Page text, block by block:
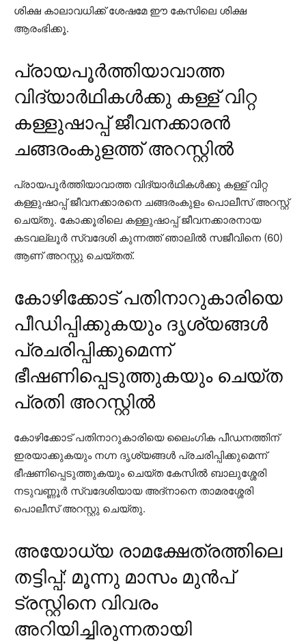
ശിക്ഷ കാലാവധിക്ക് ശേഷമേ ഈ കേസിലെ ശിക്ഷ
ആരംഭിക്കൂ.
പ്രായപൂര്‍ത്തിയാവാത്ത
വിദ്യാര്‍ഥികള്‍ക്കു കള്ള് വിറ്റ
കള്ളുഷാപ്പ് ജീവനക്കാരന്‍
ചങ്ങരംകുളത്ത് അറസ്റ്റില്‍
പ്രായപൂര്‍ത്തിയാവാത്ത വിദ്യാര്‍ഥികള്‍ക്കു കള്ള് വിറ്റ
കള്ളുഷാപ്പ് ജീവനക്കാരനെ ചങ്ങരംകുളം പൊലീസ് അറസ്റ്റ്
ചെയ്തു. കോക്കൂരിലെ കള്ളുഷാപ്പ് ജീവനക്കാരനായ
കടവല്ലൂര്‍ സ്വദേശി കുന്നത്ത് ഞാലില്‍ സജീവിനെ (60)
ആണ് അറസ്റ്റു ചെയ്തത്.
കോഴിക്കോട് പതിനാറുകാരിയെ
പീഡിപ്പിക്കുകയും ദൃശ്യങ്ങള്‍
പ്രചരിപ്പിക്കുമെന്ന്
ഭീഷണിപ്പെടുത്തുകയും ചെയ്ത
പ്രതി അറസ്റ്റില്‍
കോഴിക്കോട് പതിനാറുകാരിയെ ലൈംഗിക പീഡനത്തിന്
ഇരയാക്കുകയും നഗ്ന ദൃശ്യങ്ങള്‍ പ്രചരിപ്പിക്കുമെന്ന്
ഭീഷണിപ്പെടുത്തുകയും ചെയ്ത കേസില്‍ ബാലുശ്ശേരി
നടുവണ്ണൂര്‍ സ്വദേശിയായ അദ്നാനെ താമരശ്ശേരി
പൊലീസ് അറസ്റ്റു ചെയ്തു.
അയോധ്യ രാമക്ഷേത്രത്തിലെ
തട്ടിപ്പ്: മൂന്നു മാസം മുന്‍പ്
ട്രസ്റ്റിനെ വിവരം
അറിയിച്ചിരുന്നതായി